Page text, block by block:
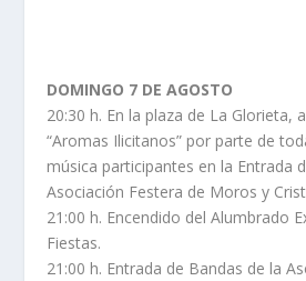
DOMINGO 7 DE AGOSTO
20:30 h. En la plaza de La Glorieta,
“Aromas Ilicitanos” por parte de
música participantes en la Entrada
Asociación Festera de Moros y
21:00 h. Encendido del Alumbrado
Fiestas.
21:00 h. Entrada de Bandas de la